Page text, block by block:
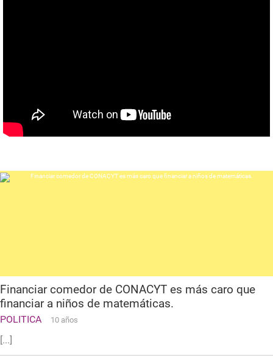
Financiar comedor de CONACYT es más caro que
financiar a niños de matemáticas.
POLITICA 10 años
[...]